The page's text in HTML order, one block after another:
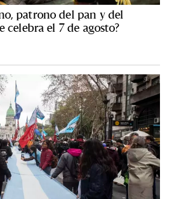
patrono del pan y del
celebra el 7 de agosto?